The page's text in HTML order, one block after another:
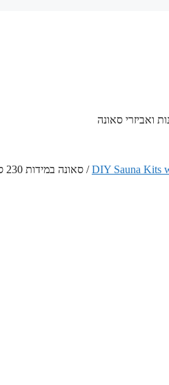
DIY Sauna Kits